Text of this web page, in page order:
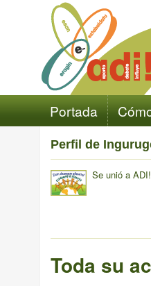
Portada
Perfil de
Se unió a
Toda su